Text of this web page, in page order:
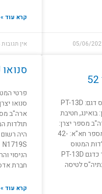
05/06/
קרא עוד »
אין תגובות
פרטי המטוס דגם: PT-13D
בואינג, חטיבת
מספר יצרן:
75-5096 מספר חא"א: 42-
תולדות המטוס
המטוס יוצר כדגם PT-13D
לטיסה
סנואו 4X-AWU
סנואו
תולדות
היה
הניסוי
חברת
קרא עוד »